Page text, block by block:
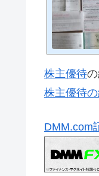
株主優待
株主優待
DMM.com